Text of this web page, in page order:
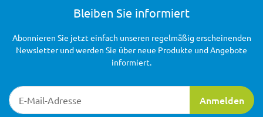
Bleiben Sie informiert
Newsletter-Registrierung
Anmelden
Abonnieren Sie jetzt einfach unseren regelmäßig erscheinenden
Newsletter und werden Sie über neue Produkte und Angebote
informiert.